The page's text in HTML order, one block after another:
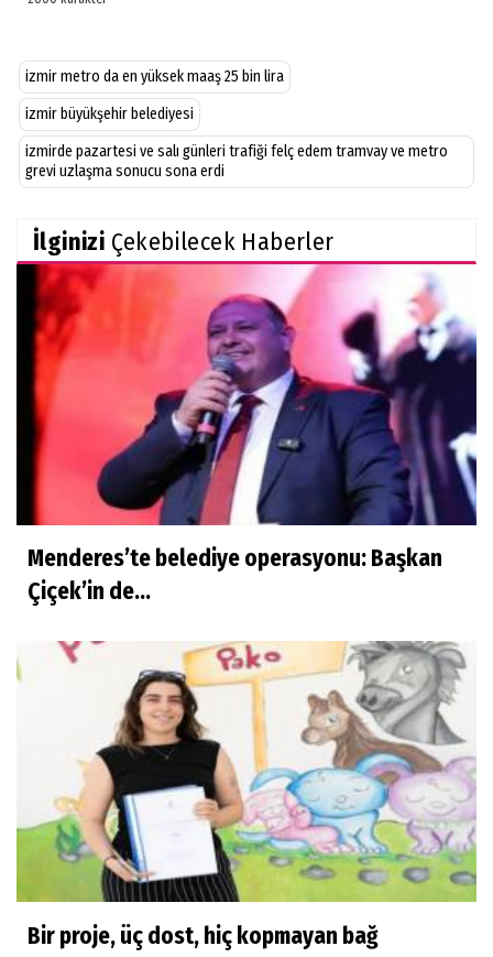
izmir metro da en yüksek maaş 25 bin lira
izmir büyükşehir belediyesi
izmirde pazartesi ve salı günleri trafiği felç edem tramvay ve metro
grevi uzlaşma sonucu sona erdi
İlginizi Çekebilecek Haberler
Menderes’te belediye operasyonu: Başkan
Çiçek’in de...
Bir proje, üç dost, hiç kopmayan bağ